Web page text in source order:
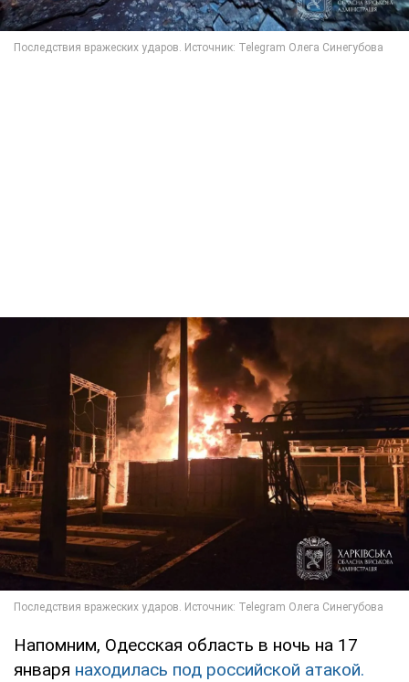
Напомним, Одесская область в ночь на 17
января находилась под российской атакой.